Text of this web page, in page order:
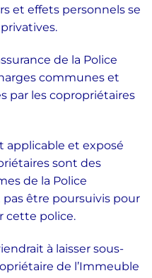
et effets personnels se
de la Police
communes et
par les copropriétaires
et exposé
sont des
de la Police
être poursuivis pour
cette police.
à laisser sous-
de l’Immeuble